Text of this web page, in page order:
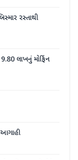
રસ્તાથી
લાખનું મોર્ફિન